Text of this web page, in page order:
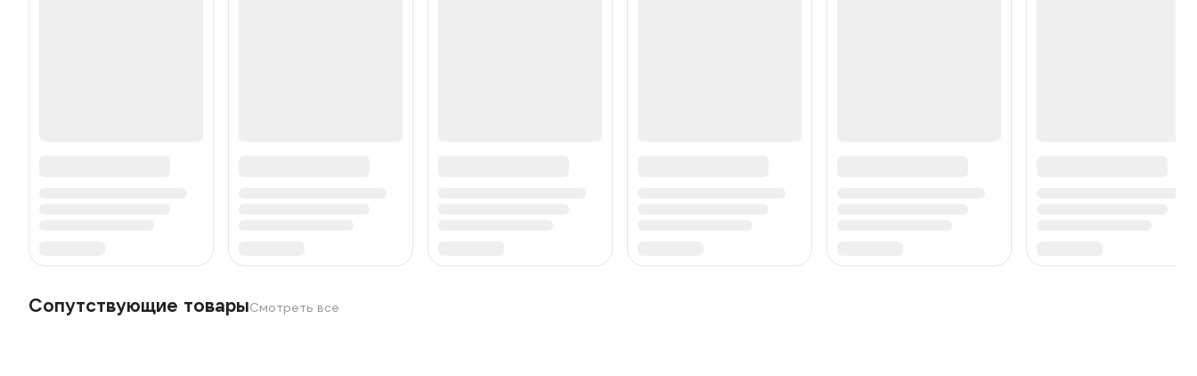
Сопутствующие товарыСмотреть все